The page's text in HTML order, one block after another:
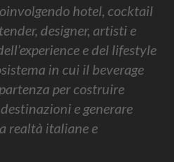
hotel, cocktail
designer, artisti e
e del lifestyle
in cui il beverage
per costruire
e generare
realtà italiane e